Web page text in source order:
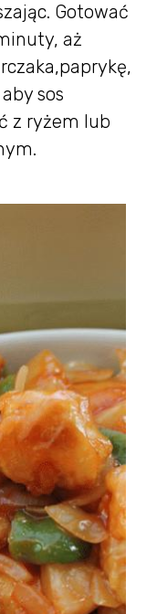
Gotować
aż
sos
z ryżem lub